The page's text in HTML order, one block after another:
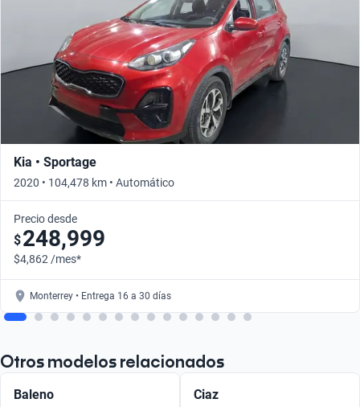
Kia • Sportage
2020 • 104,478 km • Automático
Precio desde
$248,999
$4,862 /mes*
Monterrey • Entrega 16 a 30 días
Otros modelos relacionados
Baleno Ciaz